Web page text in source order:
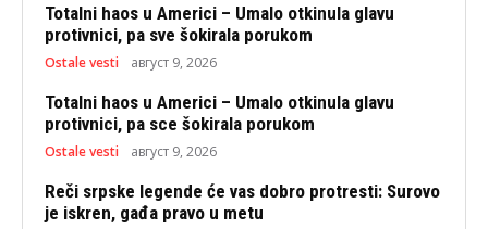
Totalni haos u Americi – Umalo otkinula glavu
protivnici, pa sve šokirala porukom
Ostale vesti август 9, 2026
Totalni haos u Americi – Umalo otkinula glavu
protivnici, pa sce šokirala porukom
Ostale vesti август 9, 2026
Reči srpske legende će vas dobro protresti: Surovo
je iskren, gađa pravo u metu